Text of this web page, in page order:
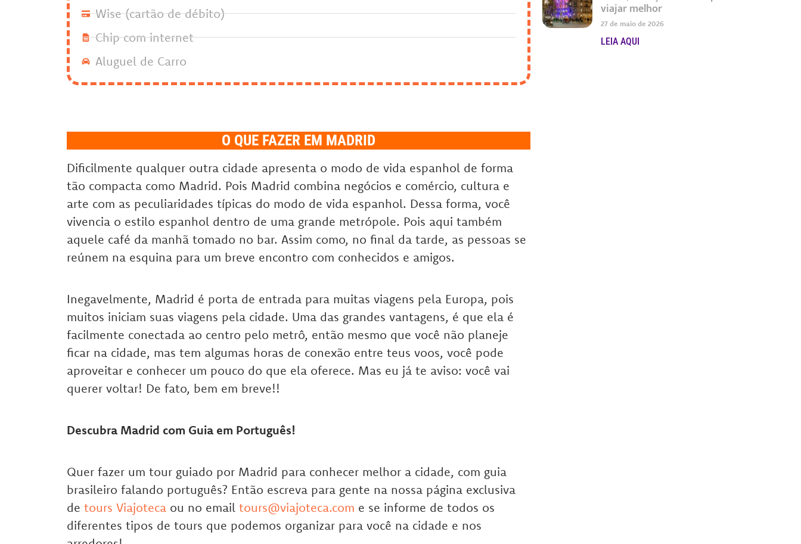
Wise (cartão de débito)
Chip com internet
Aluguel de Carro
O QUE FAZER EM MADRID
Dificilmente qualquer outra cidade apresenta o modo de vida espanhol de forma
tão compacta como Madrid. Pois Madrid combina negócios e comércio, cultura e
arte com as peculiaridades típicas do modo de vida espanhol. Dessa forma, você
vivencia o estilo espanhol dentro de uma grande metrópole. Pois aqui também
aquele café da manhã tomado no bar. Assim como, no final da tarde, as pessoas se
reúnem na esquina para um breve encontro com conhecidos e amigos.
Inegavelmente, Madrid é porta de entrada para muitas viagens pela Europa, pois
muitos iniciam suas viagens pela cidade. Uma das grandes vantagens, é que ela é
facilmente conectada ao centro pelo metrô, então mesmo que você não planeje
ficar na cidade, mas tem algumas horas de conexão entre teus voos, você pode
aproveitar e conhecer um pouco do que ela oferece. Mas eu já te aviso: você vai
querer voltar! De fato, bem em breve!!
Descubra Madrid com Guia em Português!
Quer fazer um tour guiado por Madrid para conhecer melhor a cidade, com guia
brasileiro falando português? Então escreva para gente na nossa página exclusiva
de tours Viajoteca ou no email tours@viajoteca.com e se informe de todos os
diferentes tipos de tours que podemos organizar para você na cidade e nos
viajar melhor
27 de maio de 2026
LEIA AQUI